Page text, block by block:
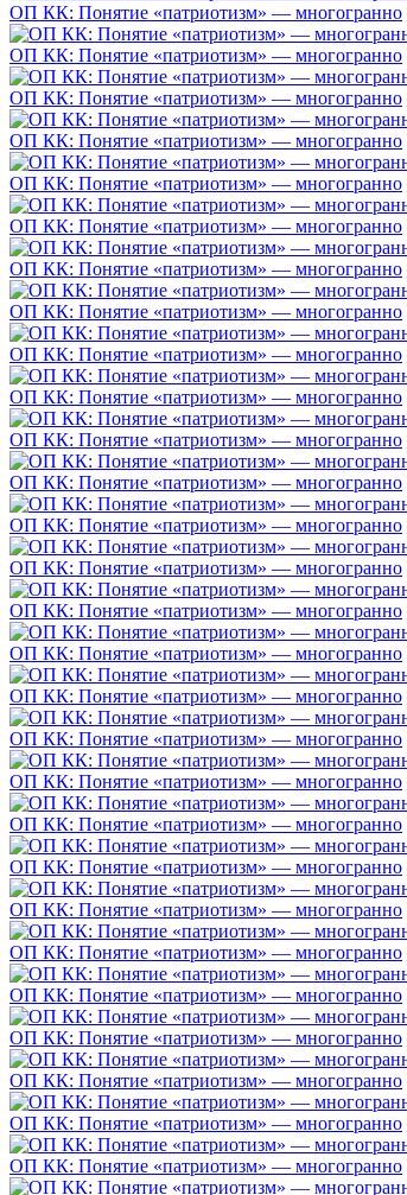
ОП КК: Понятие «патриотизм» — многогранно
ОП КК: Понятие «патриотизм» — многогранно
ОП КК: Понятие «патриотизм» — многогранно
ОП КК: Понятие «патриотизм» — многогранно
ОП КК: Понятие «патриотизм» — многогранно
ОП КК: Понятие «патриотизм» — многогранно
ОП КК: Понятие «патриотизм» — многогранно
ОП КК: Понятие «патриотизм» — многогранно
ОП КК: Понятие «патриотизм» — многогранно
ОП КК: Понятие «патриотизм» — многогранно
ОП КК: Понятие «патриотизм» — многогранно
ОП КК: Понятие «патриотизм» — многогранно
ОП КК: Понятие «патриотизм» — многогранно
ОП КК: Понятие «патриотизм» — многогранно
ОП КК: Понятие «патриотизм» — многогранно
ОП КК: Понятие «патриотизм» — многогранно
ОП КК: Понятие «патриотизм» — многогранно
ОП КК: Понятие «патриотизм» — многогранно
ОП КК: Понятие «патриотизм» — многогранно
ОП КК: Понятие «патриотизм» — многогранно
ОП КК: Понятие «патриотизм» — многогранно
ОП КК: Понятие «патриотизм» — многогранно
ОП КК: Понятие «патриотизм» — многогранно
ОП КК: Понятие «патриотизм» — многогранно
ОП КК: Понятие «патриотизм» — многогранно
ОП КК: Понятие «патриотизм» — многогранно
ОП КК: Понятие «патриотизм» — многогранно
ОП КК: Понятие «патриотизм» — многогранно